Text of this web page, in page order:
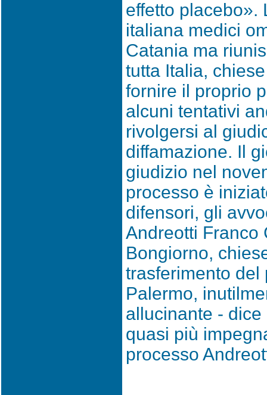
effetto placebo».
italiana medici
Catania ma
tutta Italia,
fornire il proprio
alcuni tentativi
rivolgersi al
diffamazione. Il
giudizio nel
processo è
difensori, gli
Andreotti Franco
Bongiorno,
trasferimento del
Palermo,
allucinante -
quasi più
processo